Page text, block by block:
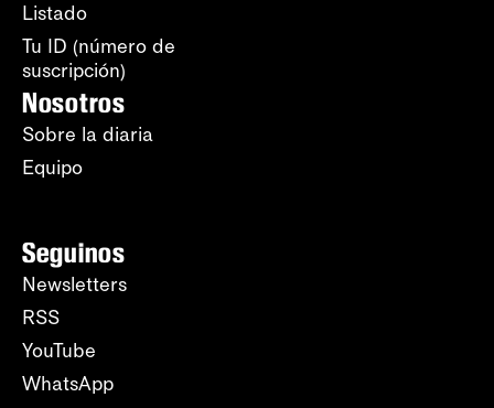
Listado
Tu ID (número de
suscripción)
Nosotros
Sobre la diaria
Equipo
Seguinos
Newsletters
RSS
YouTube
WhatsApp